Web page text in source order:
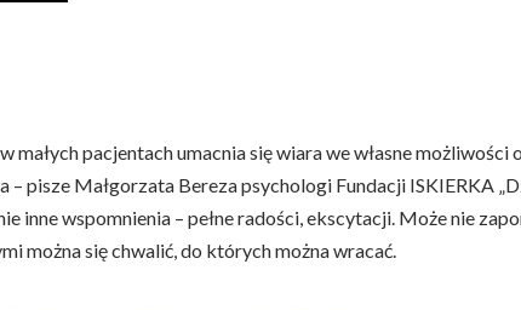
pacjentach umacnia się wiara we własne możliwości
– pisze Małgorzata Bereza psychologi Fundacji ISKIERKA
inne wspomnienia – pełne radości, ekscytacji. Może nie
można się chwalić, do których można wracać.